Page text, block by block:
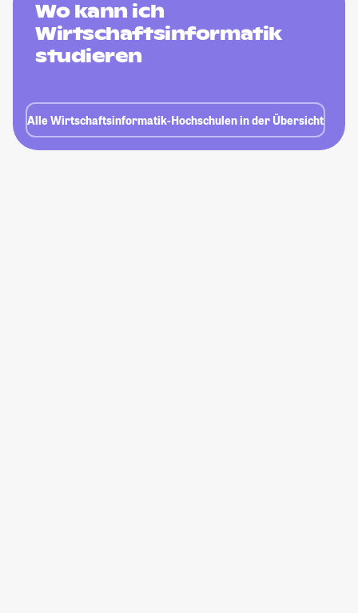
Wo kann ich
Wirtschaftsinformatik
studieren
Alle Wirtschaftsinformatik-Hochschulen in der Übersicht